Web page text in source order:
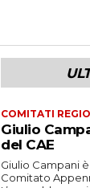
COMITATI
Giulio
del CAE
Giulio Campani
Comitato